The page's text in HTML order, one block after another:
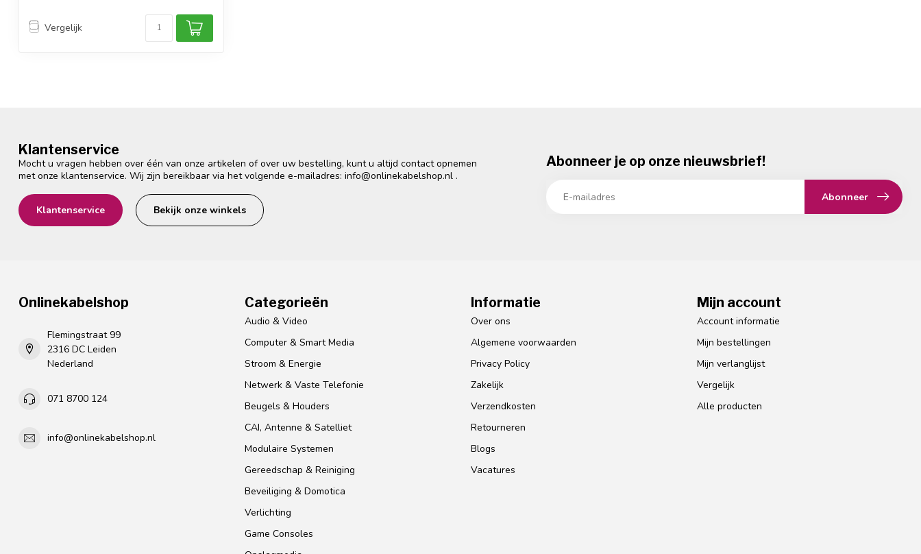
Vergelijk
Klantenservice
Mocht u vragen hebben over één van onze artikelen of over uw bestelling, kunt u altijd contact opnemen
met onze klantenservice. Wij zijn bereikbaar via het volgende e-mailadres: info@onlinekabelshop.nl .
Klantenservice Bekijk onze winkels
Abonneer je op onze nieuwsbrief!
Abonneer
Onlinekabelshop
Flemingstraat 99
2316 DC Leiden
Nederland
071 8700 124
info@onlinekabelshop.nl
Categorieën
Audio & Video
Computer & Smart Media
Stroom & Energie
Netwerk & Vaste Telefonie
Beugels & Houders
CAI, Antenne & Satelliet
Modulaire Systemen
Gereedschap & Reiniging
Beveiliging & Domotica
Verlichting
Game Consoles
Informatie
Over ons
Algemene voorwaarden
Privacy Policy
Zakelijk
Verzendkosten
Retourneren
Blogs
Vacatures
Mijn account
Account informatie
Mijn bestellingen
Mijn verlanglijst
Vergelijk
Alle producten